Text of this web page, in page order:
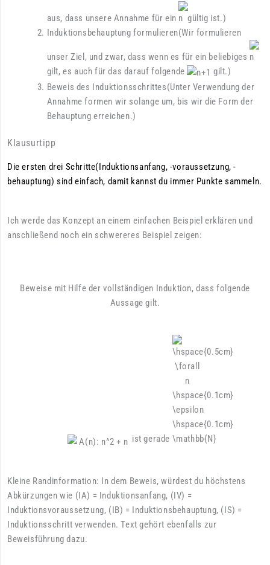
aus, dass unsere Annahme für ein
gültig ist.)
Induktionsbehauptung formulieren(Wir formulieren
unser Ziel, und zwar, dass wenn es für ein beliebiges
gilt, es auch für das darauf folgende
gilt.)
Beweis des Induktionsschrittes(Unter Verwendung der
Annahme formen wir solange um, bis wir die Form der
Behauptung erreichen.)
Klausurtipp
Die ersten drei Schritte(Induktionsanfang, -voraussetzung, -
behauptung) sind einfach, damit kannst du immer Punkte sammeln.
Ich werde das Konzept an einem einfachen Beispiel erklären und
anschließend noch ein schwereres Beispiel zeigen:
Beweise mit Hilfe der vollständigen Induktion, dass folgende
Aussage gilt.
ist gerade
Kleine Randinformation: In dem Beweis, würdest du höchstens
Abkürzungen wie (IA) = Induktionsanfang, (IV) =
Induktionsvoraussetzung, (IB) = Induktionsbehauptung, (IS) =
Induktionsschritt verwenden. Text gehört ebenfalls zur
Beweisführung dazu.